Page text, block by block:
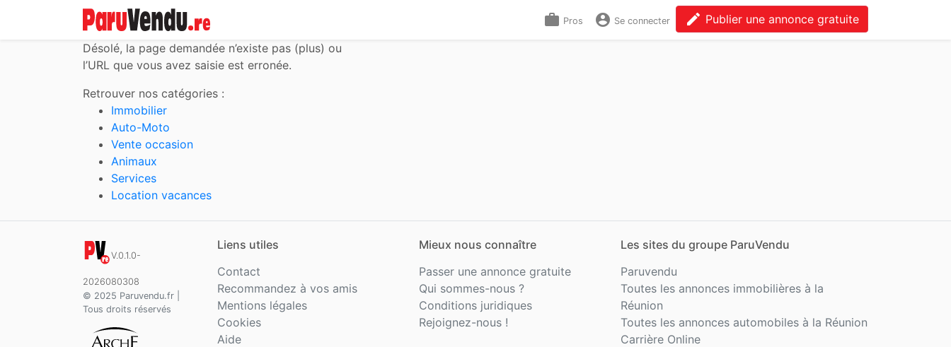
work Pros account_circle Se connecter edit Publier une annonce gratuite
Désolé, la page demandée n’existe pas (plus) ou
l’URL que vous avez saisie est erronée.
Retrouver nos catégories :
Immobilier
Auto-Moto
Vente occasion
Animaux
Services
Location vacances
V.0.1.0-
2026080308
© 2025 Paruvendu.fr |
Tous droits réservés
Liens utiles
Contact
Recommandez à vos amis
Mentions légales
Cookies
Aide
Mieux nous connaître
Passer une annonce gratuite
Qui sommes-nous ?
Conditions juridiques
Rejoignez-nous !
Les sites du groupe ParuVendu
Paruvendu
Toutes les annonces immobilières à la
Réunion
Toutes les annonces automobiles à la Réunion
Carrière Online